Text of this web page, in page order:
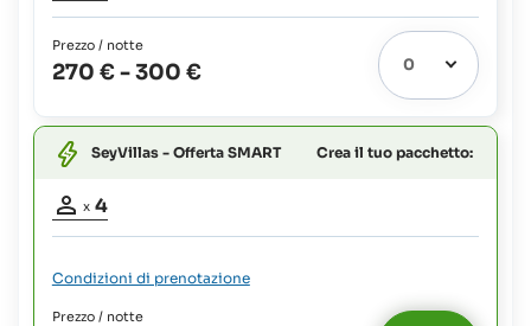
Prezzo / notte
270 €-300 €
SeyVillas - Offerta SMART Crea il tuo pacchetto:
x 4
Condizioni di prenotazione
Prezzo / notte